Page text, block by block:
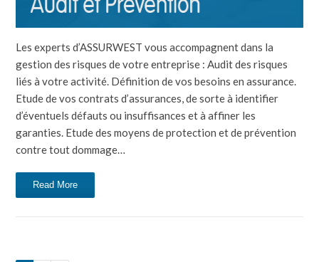
Les experts d’ASSURWEST vous accompagnent dans la
gestion des risques de votre entreprise : Audit des risques
liés à votre activité. Définition de vos besoins en assurance.
Etude de vos contrats d’assurances, de sorte à identifier
d’éventuels défauts ou insuffisances et à affiner les
garanties. Etude des moyens de protection et de prévention
contre tout dommage…
Read More